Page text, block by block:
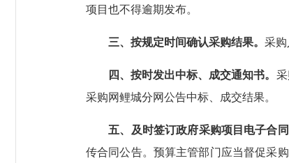
项目也不得逾期发布。
三、按规定时间确认采购结果。 采购
四、按时发出中标、成交通知书。
采购网鲤城分网公告中标、成交结果。
五、及时签订政府采购项目电子合同
传合同公告。预算主管部门应当督促采